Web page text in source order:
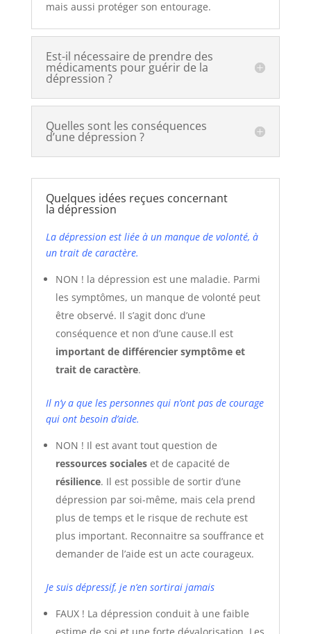
mais aussi protéger son entourage.
Est-il nécessaire de prendre des
médicaments pour guérir de la
dépression ?
Quelles sont les conséquences
d’une dépression ?
Quelques idées reçues concernant
la dépression
La dépression est liée à un manque de volonté, à
un trait de caractère.
NON ! la dépression est une maladie. Parmi
les symptômes, un manque de volonté peut
être observé. Il s’agit donc d’une
conséquence et non d’une cause.Il est
important de différencier symptôme et
trait de caractère.
Il n’y a que les personnes qui n’ont pas de courage
qui ont besoin d’aide.
NON ! Il est avant tout question de
ressources socialeset de capacité de
résilience. Il est possible de sortir d’une
dépression par soi-même, mais cela prend
plus de temps et le risque de rechute est
plus important. Reconnaitre sa souffrance et
demander de l’aide est un acte courageux.
Je suis dépressif, je n’en sortirai jamais
FAUX ! La dépression conduit à une faible